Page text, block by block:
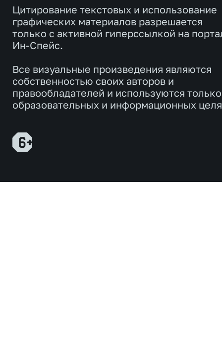
Цитирование текстовых и использование
графических материалов разрешается
только с активной гиперссылкой на
Ин-Спейс.
Все визуальные произведения являются
собственностью своих авторов и
правообладателей и используются
образовательных и информационных